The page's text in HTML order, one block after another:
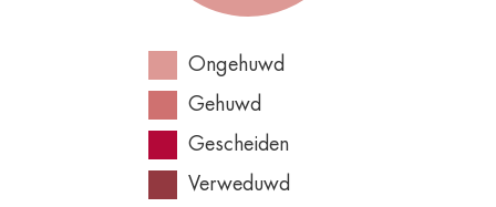
Ongehuwd
Gehuwd
Gescheiden
Verweduwd